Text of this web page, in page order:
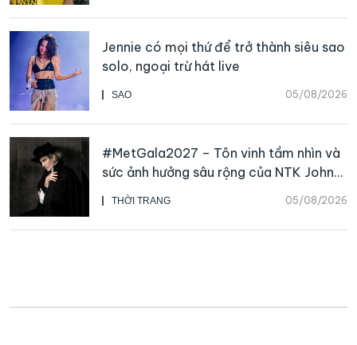
SAO 05/08/2026
Jennie có mọi thứ để trở thành siêu sao
solo, ngoại trừ hát live
THỜI TRANG 05/08/2026
#MetGala2027 – Tôn vinh tầm nhìn và
sức ảnh hưởng sâu rộng của NTK John
Galliano